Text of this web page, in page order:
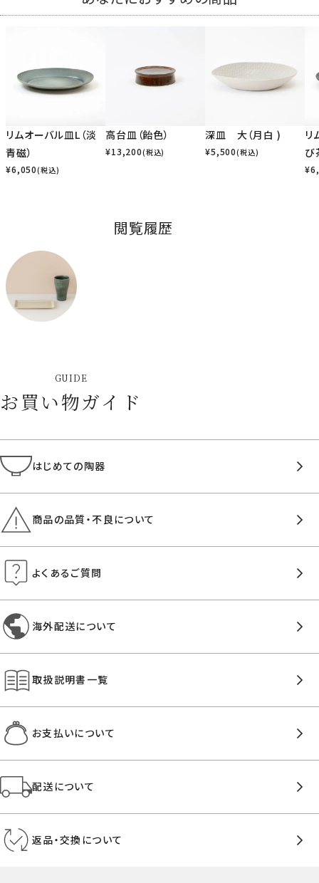
リムオーバル皿L（淡
青磁）
¥6,050(税込)
高台皿（飴色）
¥13,200(税込)
深皿 大（月白 )
¥5,500(税込)
リ
び
¥
閲覧履歴
GUIDE
お買い物ガイド
はじめての陶器
商品の品質・不良について
よくあるご質問
海外配送について
取扱説明書一覧
お支払いについて
配送について
返品・交換について